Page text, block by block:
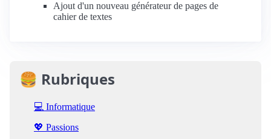
Ajout d'un nouveau générateur de pages de
cahier de textes
🍔 Rubriques
💻 Informatique
💖 Passions